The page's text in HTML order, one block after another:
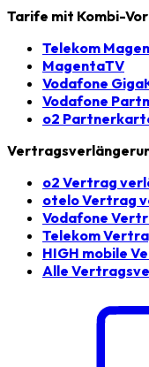
Tarife mit Kombi-
Telekom
MagentaTV
Vodafone
Vodafone
o2
o2 Vertrag
otelo Vertrag
Vodafone
Telekom
HIGH mobile
Alle